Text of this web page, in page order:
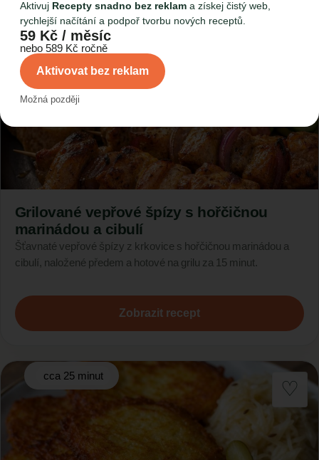
cca 5 minut , cca 90 minut
Grilované vepřové špízy s hořčičnou
marinádou a cibulí
Šťavnaté vepřové špízy z krkovice s hořčičnou marinádou a
cibulí, naložené předem a hotové na grilu za 15 minut.
Zobrazit recept
cca 25 minut
Aktivuj Recepty snadno bez reklam a získej čistý web,
rychlejší načítání a podpoř tvorbu nových receptů.
59 Kč / měsíc
nebo 589 Kč ročně
Aktivovat bez reklam
Možná později